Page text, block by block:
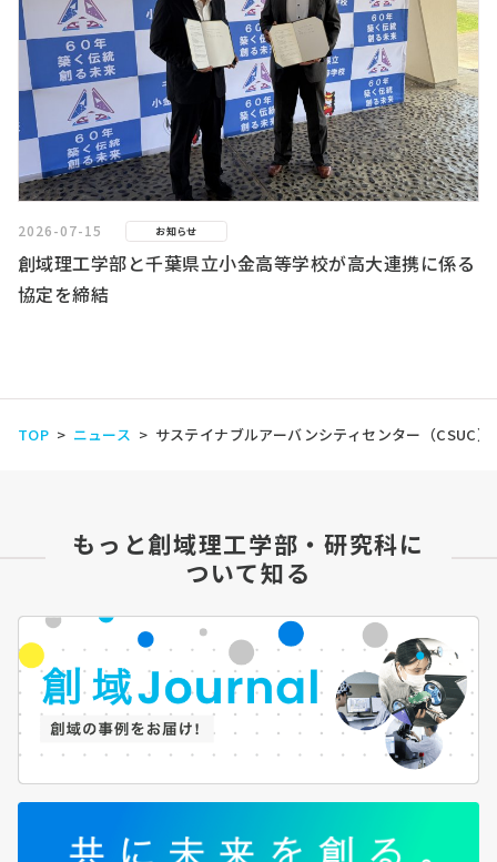
2026-07-15 お知らせ
創域理工学部と千葉県立小金高等学校が高大連携に係る
協定を締結
TOP ニュース サステイナブルアーバンシティセンター（CSUC
もっと創域理工学部・研究科に
ついて知る